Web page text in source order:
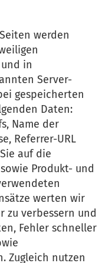
werden
in
Server-
gespeicherten
Daten:
Name der
Referrer-URL
auf die
Produkt- und
werten wir
zu verbessern und
Fehler schneller
Zugleich nutzen